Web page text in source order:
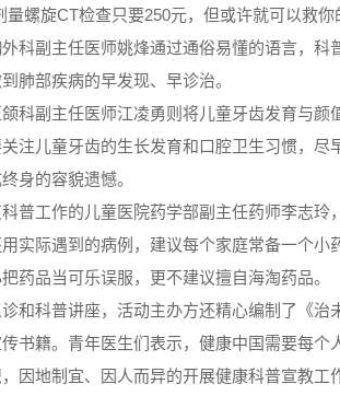
螺旋CT检查只要250元，但或许就可以救你
科副主任医师姚烽通过通俗易懂的语言，科
肺部疾病的早发现、早诊治。
副主任医师江凌勇则将儿童牙齿发育与颜
注儿童牙齿的生长发育和口腔卫生习惯，尽
身的容貌遗憾。
工作的儿童医院药学部副主任药师李志玲
实际遇到的病例，建议每个家庭常备一个小
药品当可乐误服，更不建议擅自海淘药品。
科普讲座，活动主办方还精心编制了《
书籍。青年医生们表示，健康中国需要每个
因地制宜、因人而异的开展健康科普宣教工